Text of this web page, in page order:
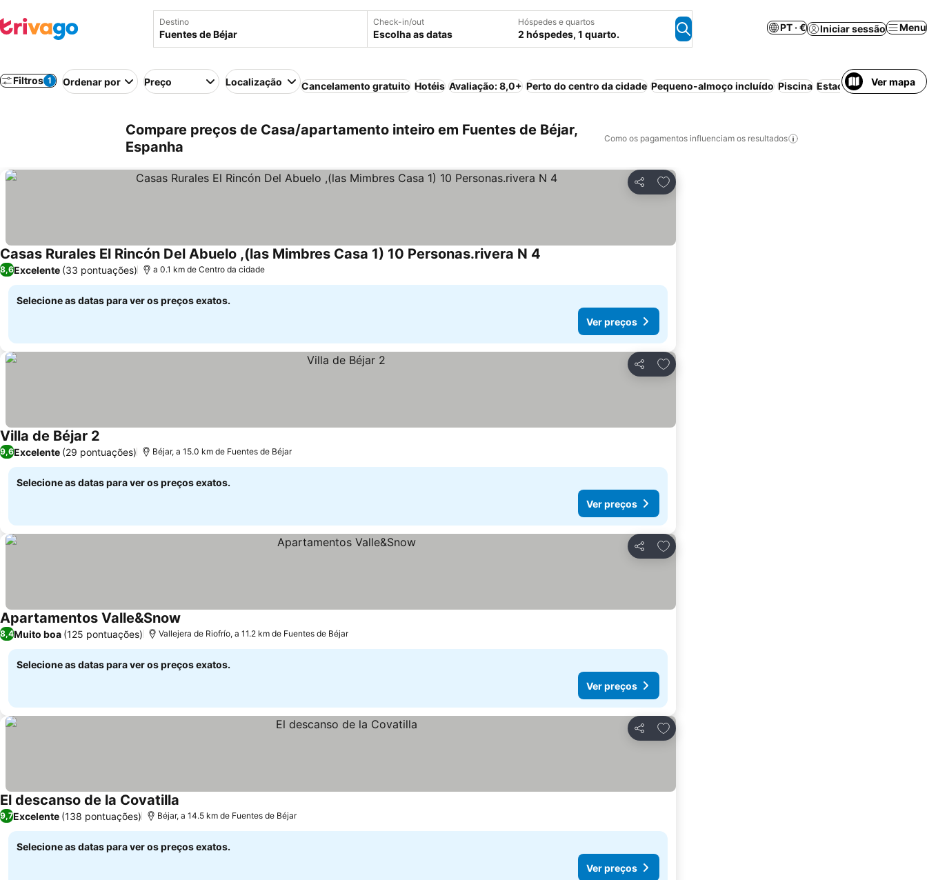
Destino Check-in/out
Escolha as datas
Hóspedes e quartos
2 hóspedes, 1 quarto.
PT · € Iniciar sessão Menu
Filtros 1 Ordenar por Preço Localização Cancelamento gratuito Hotéis Avaliação: 8,0+ Perto do centro da cidade Pequeno-almoço incluído Piscina EstacionamentoVer mapa
Compare preços de Casa/apartamento inteiro em Fuentes de Béjar,
Espanha
Como os pagamentos influenciam os resultados
Partilhar
Adicionar aos favoritos
Casas Rurales El Rincón Del Abuelo ,(las Mimbres Casa 1) 10 Personas.rivera N 4
8,6Excelente (33 pontuações) a 0.1 km de Centro da cidade
Selecione as datas para ver os preços exatos.
Ver preços
Partilhar
Adicionar aos favoritos
Villa de Béjar 2
9,6Excelente (29 pontuações) Béjar, a 15.0 km de Fuentes de Béjar
Selecione as datas para ver os preços exatos.
Ver preços
Partilhar
Adicionar aos favoritos
Apartamentos Valle&Snow
8,4Muito boa (125 pontuações) Vallejera de Riofrío, a 11.2 km de Fuentes de Béjar
Selecione as datas para ver os preços exatos.
Ver preços
Partilhar
Adicionar aos favoritos
El descanso de la Covatilla
9,7Excelente (138 pontuações) Béjar, a 14.5 km de Fuentes de Béjar
Selecione as datas para ver os preços exatos.
Ver preços